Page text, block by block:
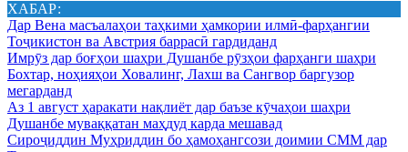
ХАБАР:
Дар Вена масъалаҳои таҳкими ҳамкории илмӣ-фарҳангии
Тоҷикистон ва Австрия баррасӣ гардиданд
Имрӯз дар боғҳои шаҳри Душанбе рӯзҳои фарҳанги шаҳри
Бохтар, ноҳияҳои Ховалинг, Лахш ва Сангвор баргузор
мегарданд
Аз 1 август ҳаракати нақлиёт дар баъзе кӯчаҳои шаҳри
Душанбе муваққатан маҳдуд карда мешавад
Сироҷиддин Муҳриддин бо ҳамоҳангсози доимии СММ дар